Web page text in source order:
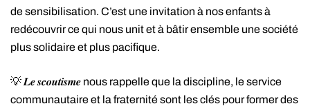
de sensibilisation. C’est une invitation à nos enfants à
redécouvrir ce qui nous unit et à bâtir ensemble une société
plus solidaire et plus pacifique.
💡 𝑳𝒆 𝒔𝒄𝒐𝒖𝒕𝒊𝒔𝒎𝒆 nous rappelle que la discipline, le service
communautaire et la fraternité sont les clés pour former des